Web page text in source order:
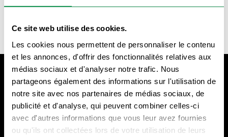
Ce site web utilise des cookies.
Les cookies nous permettent de personnaliser le contenu
et les annonces, d'offrir des fonctionnalités relatives aux
médias sociaux et d'analyser notre trafic. Nous
partageons également des informations sur l'utilisation de
notre site avec nos partenaires de médias sociaux, de
publicité et d'analyse, qui peuvent combiner celles-ci
avec d'autres informations que vous leur avez fournies
ou qu'ils ont collectées lors de votre utilisation de leurs